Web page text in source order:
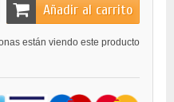
Añadir al carrito
están viendo este producto